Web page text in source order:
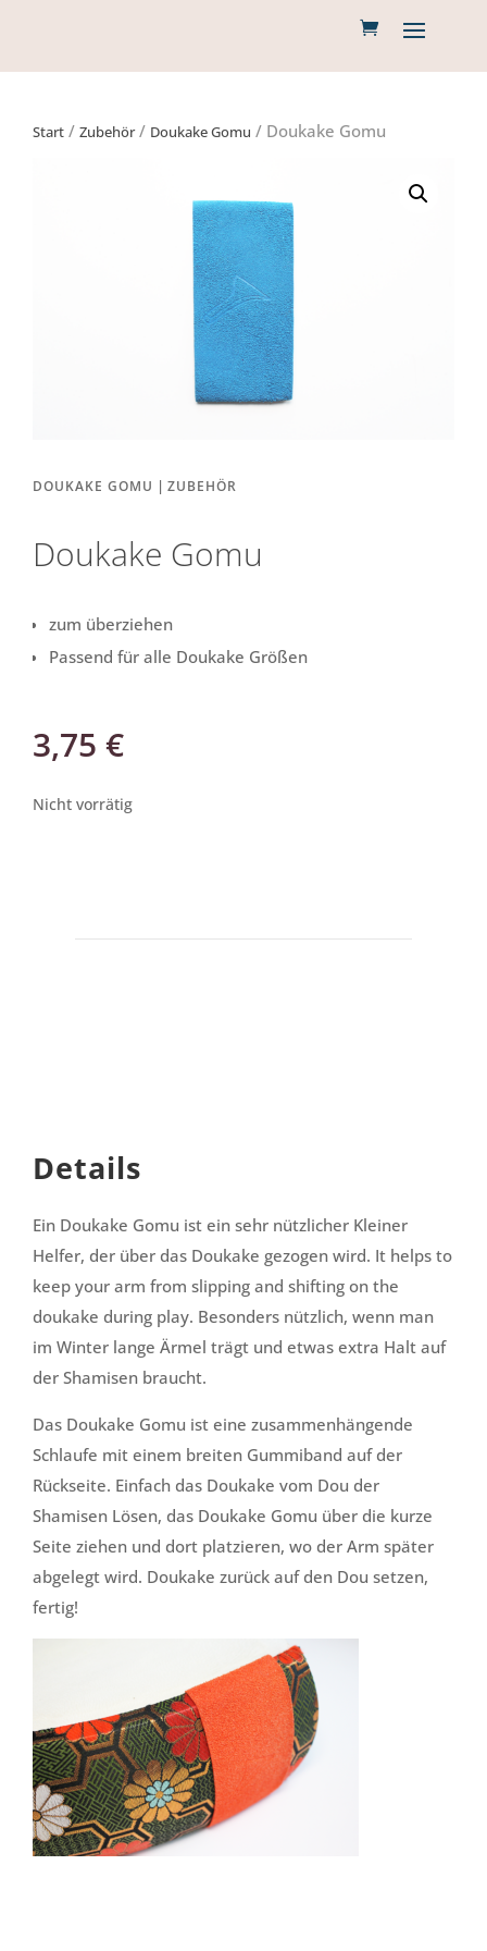
Start / Zubehör/ Doukake Gomu / Doukake Gomu
DOUKAKE GOMU | ZUBEHÖR
Doukake Gomu
zum überziehen
Passend für alle Doukake Größen
3,75 €
Nicht vorrätig
Details
Ein Doukake Gomu ist ein sehr nützlicher Kleiner
Helfer, der über das Doukake gezogen wird. It helps to
keep your arm from slipping and shifting on the
doukake during play. Besonders nützlich, wenn man
im Winter lange Ärmel trägt und etwas extra Halt auf
der Shamisen braucht.
Das Doukake Gomu ist eine zusammenhängende
Schlaufe mit einem breiten Gummiband auf der
Rückseite. Einfach das Doukake vom Dou der
Shamisen Lösen, das Doukake Gomu über die kurze
Seite ziehen und dort platzieren, wo der Arm später
abgelegt wird. Doukake zurück auf den Dou setzen,
fertig!